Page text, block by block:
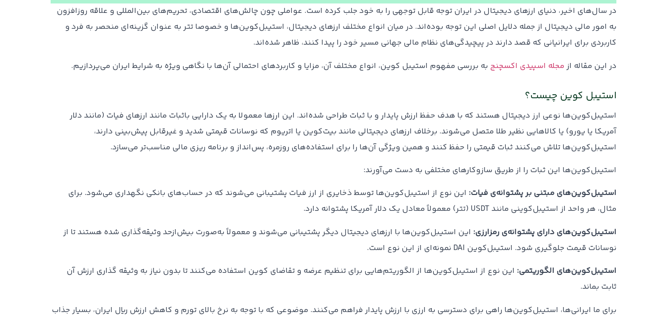
در سال‌های اخیر، دنیای ارزهای دیجیتال در ایران توجه قابل توجهی را به خود جلب کرده است. عواملی چون چالش‌های اقتصادی، تحریم‌های بین‌المللی و علاقه‌ روزافزون
به امور مالی دیجیتال از جمله دلایل اصلی این توجه بوده‌اند. در میان انواع مختلف ارزهای دیجیتال، استیبل‌کوین‌ها و خصوصا تتر به عنوان گزینه‌ای منحصر به فرد و
کاربردی برای ایرانیانی که قصد دارند در پیچیدگی‌های نظام مالی جهانی مسیر خود را پیدا کنند، ظاهر شده‌اند.
در این مقاله از مجله اسپیدی اکسچنج به بررسی مفهوم استیبل کوین، انواع مختلف آن، مزایا و کاربردهای احتمالی آن‌ها با نگاهی ویژه به شرایط ایران می‌پردازیم.
استیبل کوین چیست؟
استیبل‌کوین‌ها نوعی ارز دیجیتال هستند که با هدف حفظ ارزش پایدار و با ثبات طراحی شده‌اند. این ارزها معمولا به یک دارایی باثبات مانند ارزهای فیات (مانند دلار
آمریکا یا یورو) یا کالاهایی نظیر طلا متصل می‌شوند. برخلاف ارزهای دیجیتالی مانند بیت‌کوین یا اتریوم که نوسانات قیمتی شدید و غیرقابل پیش‌بینی دارند،
استیبل‌کوین‌ها تلاش می‌کنند ثبات قیمتی را حفظ کنند و همین ویژگی‌ آن‌ها را برای استفاده‌های روزمره، پس‌انداز و برنامه ریزی مالی مناسب‌تر می‌سازد.
استیبل‌کوین‌ها این ثبات را از طریق سازوکارهای مختلفی به دست می‌آورند:
استیبل‌کوین‌های مبتنی بر پشتوانه‌ی فیات: این نوع از استیبل‌کوین‌ها توسط ذخایری از ارز فیات پشتیبانی می‌شوند که در حساب‌های بانکی نگهداری می‌شود. برای
مثال، هر واحد از استیبل‌کوینی مانند USDT (تتر) معمولاً معادل یک دلار آمریکا پشتوانه دارد.
استیبل‌کوین‌های دارای پشتوانه‌ی رمزارزی: این استیبل‌کوین‌ها با ارزهای دیجیتال دیگر پشتیبانی می‌شوند و معمولاً به‌صورت بیش‌از‌حد وثیقه‌گذاری شده هستند تا از
نوسانات قیمت جلوگیری شود. استیبل‌کوین DAI نمونه‌ای از این نوع است.
استیبل‌کوین‌های الگوریتمی: این نوع از استیبل‌کوین‌ها از الگوریتم‌هایی برای تنظیم عرضه و تقاضای کوین استفاده می‌کنند تا بدون نیاز به وثیقه گذاری ارزش آن
ثابت بماند.
برای ما ایرانی‌ها، استیبل‌کوین‌ها راهی برای دسترسی به ارزی با ارزش پایدار فراهم می‌کنند. موضوعی که با توجه به نرخ بالای تورم و کاهش ارزش ریال ایران، بسیار جذاب